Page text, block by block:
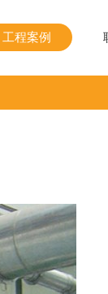
工程案例